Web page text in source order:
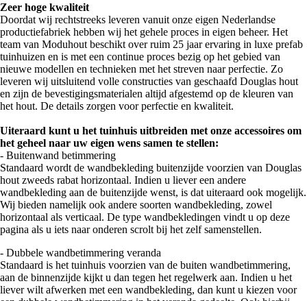
Zeer hoge kwaliteit
Doordat wij rechtstreeks leveren vanuit onze eigen Nederlandse
productiefabriek hebben wij het gehele proces in eigen beheer. Het
team van Moduhout beschikt over ruim 25 jaar ervaring in luxe prefab
tuinhuizen en is met een continue proces bezig op het gebied van
nieuwe modellen en technieken met het streven naar perfectie. Zo
leveren wij uitsluitend volle constructies van geschaafd Douglas hout
en zijn de bevestigingsmaterialen altijd afgestemd op de kleuren van
het hout. De details zorgen voor perfectie en kwaliteit.
Uiteraard kunt u het tuinhuis uitbreiden met onze accessoires om
het geheel naar uw eigen wens samen te stellen:
- Buitenwand betimmering
Standaard wordt de wandbekleding buitenzijde voorzien van Douglas
hout zweeds rabat horizontaal. Indien u liever een andere
wandbekleding aan de buitenzijde wenst, is dat uiteraard ook mogelijk.
Wij bieden namelijk ook andere soorten wandbekleding, zowel
horizontaal als verticaal. De type wandbekledingen vindt u op deze
pagina als u iets naar onderen scrolt bij het zelf samenstellen.
- Dubbele wandbetimmering veranda
Standaard is het tuinhuis voorzien van de buiten wandbetimmering,
aan de binnenzijde kijkt u dan tegen het regelwerk aan. Indien u het
liever wilt afwerken met een wandbekleding, dan kunt u kiezen voor